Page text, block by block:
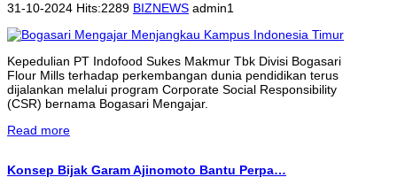
31-10-2024 Hits:2289 BIZNEWS admin1
Kepedulian PT Indofood Sukes Makmur Tbk Divisi Bogasari
Flour Mills terhadap perkembangan dunia pendidikan terus
dijalankan melalui program Corporate Social Responsibility
(CSR) bernama Bogasari Mengajar.
Read more
Konsep Bijak Garam Ajinomoto Bantu Perpa…